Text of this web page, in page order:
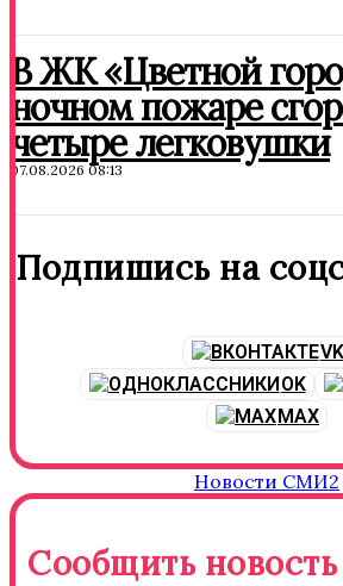
В ЖК «Цветной
ночном пожаре
четыре легковушки
07.08.2026 08:13
Подпишись на
VK
OK
MAX
Новости СМИ2
Сообщить новость